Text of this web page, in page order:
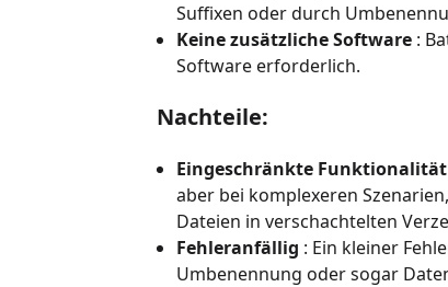
Suffixen oder durch
Keine zusätzliche Software :
Software erforderlich.
Nachteile:
Eingeschränkte Funktionalität
aber bei komplexeren
Dateien in verschachtelten
Fehleranfällig : Ein kleiner
Umbenennung oder sogar